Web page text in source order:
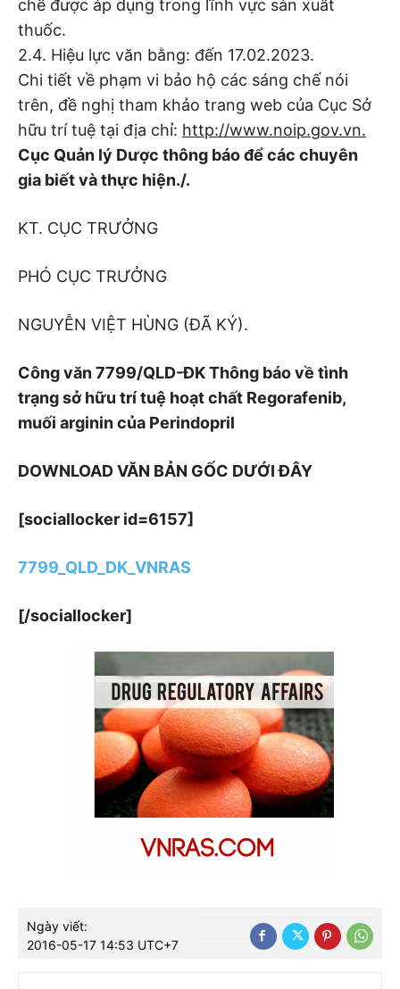
chế được áp dụng trong lĩnh vực sản xuât
thuốc.
2.4. Hiệu lực văn bằng: đến 17.02.2023.
Chi tiết về phạm vi bảo hộ các sáng chế nói
trên, đề nghị tham khảo trang web của Cục Sở
hữu trí tuệ tại địa chỉ: http://www.noip.gov.vn.
Cục Quản lý Dược thông báo để các chuyên
gia biết và thực hiện./.
KT. CỤC TRƯỞNG
PHÓ CỤC TRƯỞNG
NGUYỄN VIỆT HÙNG (ĐÃ KÝ).
Công văn 7799/QLD-ĐK Thông báo về tình
trạng sở hữu trí tuệ hoạt chất Regorafenib,
muối arginin của Perindopril
DOWNLOAD VĂN BẢN GỐC DƯỚI ĐÂY
[sociallocker id=6157]
7799_QLD_DK_VNRAS
[/sociallocker]
Ngày viết:
2016-05-17 14:53 UTC+7